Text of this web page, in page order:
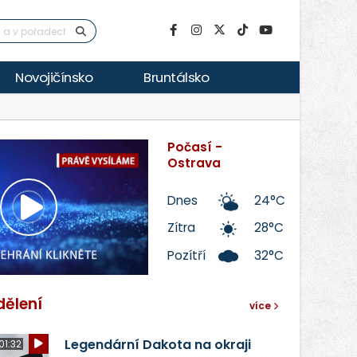
Novojičínsko Bruntálsko
Přehrát
video
Počasí -
Ostrava
Dnes
24°C
Zítra
28°C
Pozítří
32°C
více
Legendární Dakota na okraji